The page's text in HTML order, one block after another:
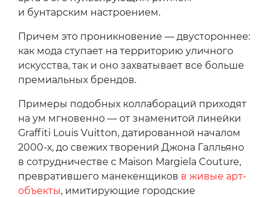
и бунтарским настроением.
Причем это проникновение — двустороннее:
как мода ступает на территорию уличного
искусства, так и оно захватывает все больше
премиальных брендов.
Примеры подобных коллабораций приходят
на ум мгновенно — от знаменитой линейки
Graffiti Louis Vuitton, датированной началом
2000-х, до свежих творений Джона Галльяно
в сотрудничестве с Maison Margiela Couture,
превратившего манекенщиков в живые арт-
объекты, имитирующие городские